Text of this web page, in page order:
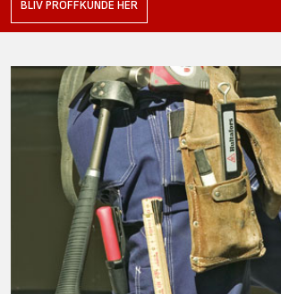
BLIV PROFFKUNDE HER